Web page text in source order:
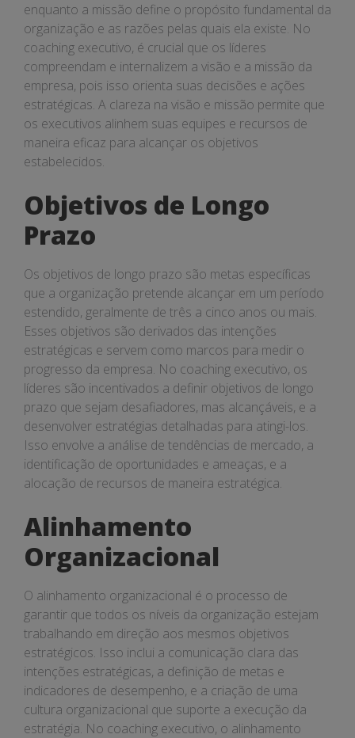
enquanto a missão define o propósito fundamental da
organização e as razões pelas quais ela existe. No
coaching executivo, é crucial que os líderes
compreendam e internalizem a visão e a missão da
empresa, pois isso orienta suas decisões e ações
estratégicas. A clareza na visão e missão permite que
os executivos alinhem suas equipes e recursos de
maneira eficaz para alcançar os objetivos
estabelecidos.
Objetivos de Longo
Prazo
Os objetivos de longo prazo são metas específicas
que a organização pretende alcançar em um período
estendido, geralmente de três a cinco anos ou mais.
Esses objetivos são derivados das intenções
estratégicas e servem como marcos para medir o
progresso da empresa. No coaching executivo, os
líderes são incentivados a definir objetivos de longo
prazo que sejam desafiadores, mas alcançáveis, e a
desenvolver estratégias detalhadas para atingi-los.
Isso envolve a análise de tendências de mercado, a
identificação de oportunidades e ameaças, e a
alocação de recursos de maneira estratégica.
Alinhamento
Organizacional
O alinhamento organizacional é o processo de
garantir que todos os níveis da organização estejam
trabalhando em direção aos mesmos objetivos
estratégicos. Isso inclui a comunicação clara das
intenções estratégicas, a definição de metas e
indicadores de desempenho, e a criação de uma
cultura organizacional que suporte a execução da
estratégia. No coaching executivo, o alinhamento